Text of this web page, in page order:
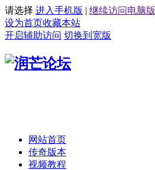
请选择 进入手机版 | 继续访问电脑版
设为首页收藏本站
开启辅助访问 切换到宽版
网站首页
传奇版本
视频教程